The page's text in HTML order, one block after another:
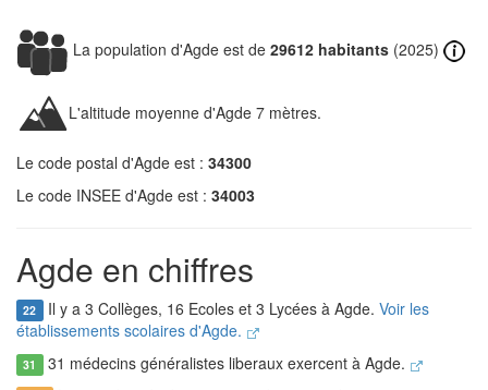
La population d'Agde est de 29612 habitants (2025)
L'altitude moyenne d'Agde 7 mètres.
Le code postal d'Agde est : 34300
Le code INSEE d'Agde est : 34003
Agde en chiffres
22 Il y a 3 Collèges, 16 Ecoles et 3 Lycées à Agde. Voir les
établissements scolaires d'Agde.
31 31 médecins généralistes liberaux exercent à Agde.